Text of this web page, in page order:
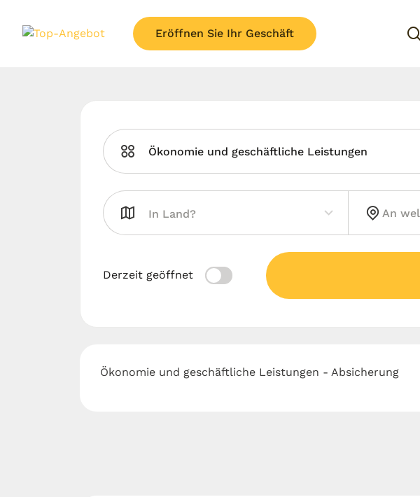
Eröffnen Sie Ihr Geschäft
Ökonomie und geschäftliche Leistungen
Derzeit geöffnet
Ökonomie und geschäftliche Leistungen - Absicherung